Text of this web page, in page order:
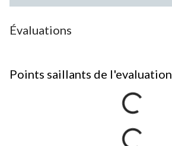
Évaluations
Points saillants de l'evaluation